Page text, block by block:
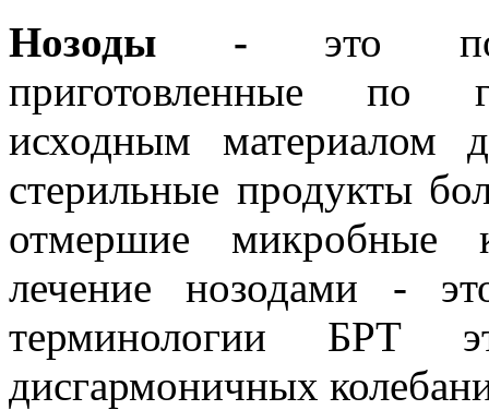
Нозоды - это
приготовленные по
исходным материалом
стерильные продукты
отмершие микробные
лечение нозодами -
терминологии БРТ
дисгармоничных